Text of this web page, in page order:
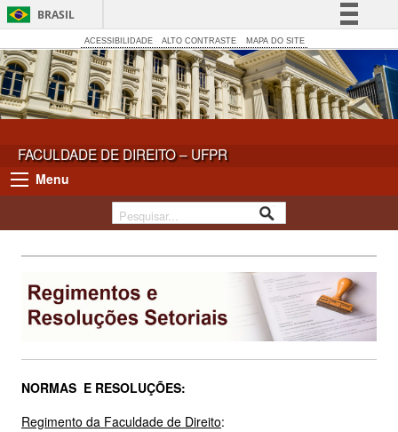
BRASIL
Simplifique!
Comunica BR
Participe
Acesso à informação
ACESSIBILIDADE ALTO CONTRASTE MAPA DO SITE
FACULDADE DE DIREITO – UFPR
Menu
NORMAS E RESOLUÇÕES:
Regimento da Faculdade de Direito: